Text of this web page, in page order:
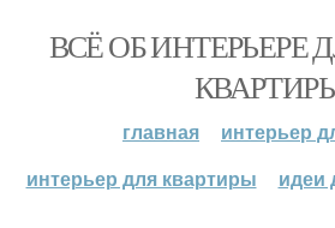
ВСЁ ОБ ИНТЕРЬЕРЕ
главная
интерьер
интерьер для квартиры
идеи